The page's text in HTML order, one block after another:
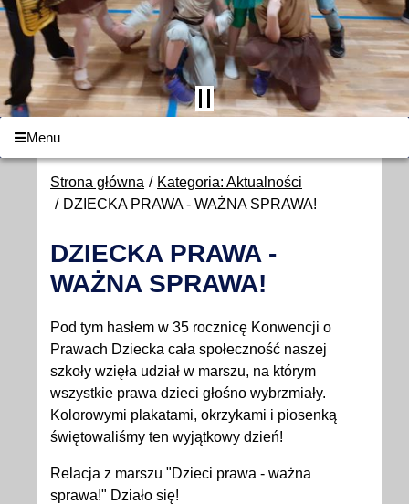
Menu
Strona główna
Kategoria: Aktualności
DZIECKA PRAWA - WAŻNA SPRAWA!
DZIECKA PRAWA -
WAŻNA SPRAWA!
Pod tym hasłem w 35 rocznicę Konwencji o
Prawach Dziecka cała społeczność naszej
szkoły wzięła udział w marszu, na którym
wszystkie prawa dzieci głośno wybrzmiały.
Kolorowymi plakatami, okrzykami i piosenką
świętowaliśmy ten wyjątkowy dzień!
Relacja z marszu "Dzieci prawa - ważna
sprawa!" Działo się!